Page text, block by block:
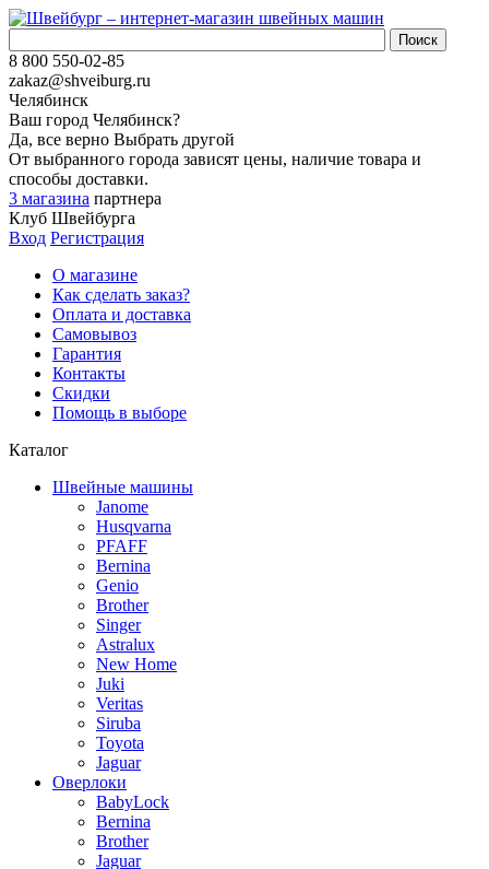
8 800 550-02-85
zakaz@shveiburg.ru
Челябинск
Ваш город Челябинск?
Да, все верно Выбрать другой
От выбранного города зависят цены, наличие товара и
способы доставки.
3 магазина партнера
Клуб Швейбурга
Вход Регистрация
О магазине
Как сделать заказ?
Оплата и доставка
Самовывоз
Гарантия
Контакты
Скидки
Помощь в выборе
Каталог
Швейные машины
Janome
Husqvarna
PFAFF
Bernina
Genio
Brother
Singer
Astralux
New Home
Juki
Veritas
Siruba
Toyota
Jaguar
Оверлоки
BabyLock
Bernina
Brother
Jaguar